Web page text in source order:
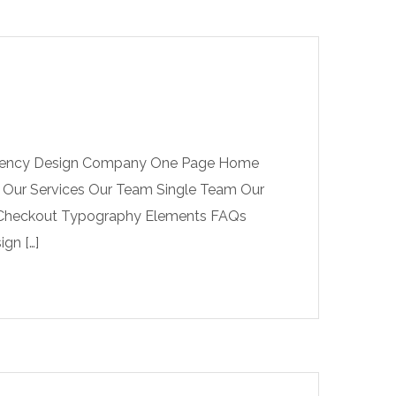
Design Company One Page Home
Services Our Team Single Team Our
Typography Elements FAQs
[…]